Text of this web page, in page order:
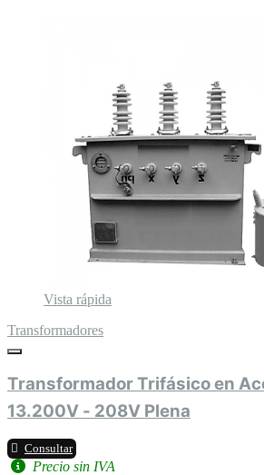
Vista rápida
Transformadores
Transformador Trifásico en
13.200V - 208V Plena
Consultar
Precio sin IVA